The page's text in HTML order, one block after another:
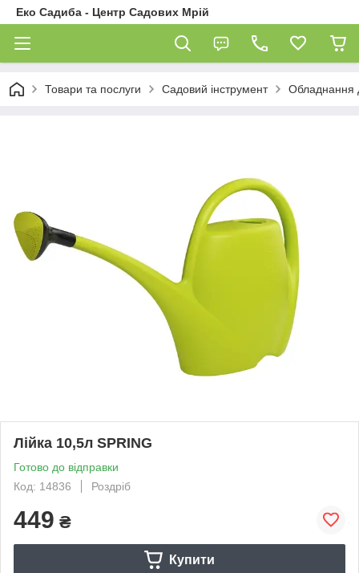
Еко Садиба - Центр Садових Мрій
Товари та послуги Садовий інструмент Обладнання
Лійка 10,5л SPRING
Готово до відправки
Код: 14836
Роздріб
449 ₴
Купити